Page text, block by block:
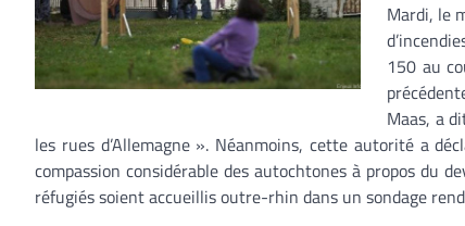
Mardi, le
150 au
Maas, a
les rues d’Allemagne ». Néanmoins, cette autorité a
compassion considérable des autochtones à propos du
réfugiés soient accueillis outre-rhin dans un sondage